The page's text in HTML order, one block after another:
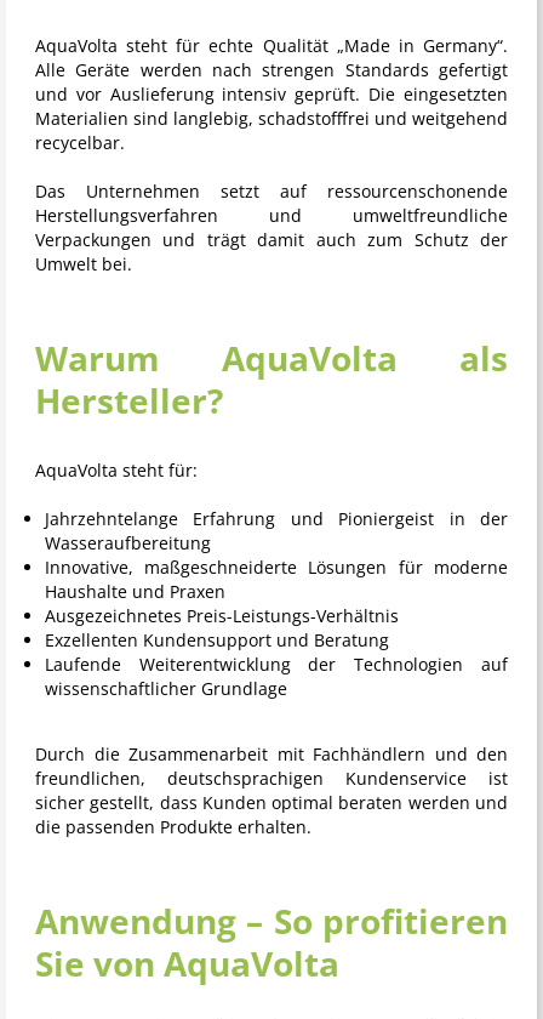
AquaVolta steht für echte Qualität „Made in Germany“.
Alle Geräte werden nach strengen Standards gefertigt
und vor Auslieferung intensiv geprüft. Die eingesetzten
Materialien sind langlebig, schadstofffrei und weitgehend
recycelbar.
Das Unternehmen setzt auf ressourcenschonende
Herstellungsverfahren und umweltfreundliche
Verpackungen und trägt damit auch zum Schutz der
Umwelt bei.
Warum AquaVolta als
Hersteller?
AquaVolta steht für:
Jahrzehntelange Erfahrung und Pioniergeist in der
Wasseraufbereitung
Innovative, maßgeschneiderte Lösungen für moderne
Haushalte und Praxen
Ausgezeichnetes Preis-Leistungs-Verhältnis
Exzellenten Kundensupport und Beratung
Laufende Weiterentwicklung der Technologien auf
wissenschaftlicher Grundlage
Durch die Zusammenarbeit mit Fachhändlern und den
freundlichen, deutschsprachigen Kundenservice ist
sicher gestellt, dass Kunden optimal beraten werden und
die passenden Produkte erhalten.
Anwendung – So profitieren
Sie von AquaVolta